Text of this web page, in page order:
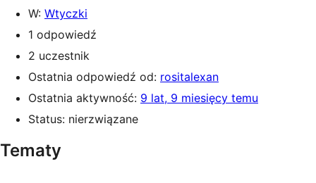
W: Wtyczki
1 odpowiedź
2 uczestnik
Ostatnia odpowiedź od: rositalexan
Ostatnia aktywność: 9 lat, 9 miesięcy temu
Status: nierzwiązane
Tematy